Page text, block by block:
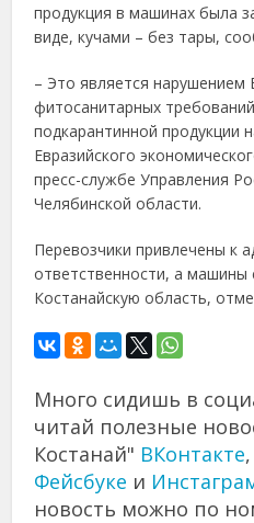
продукция в машинах была
виде, кучами – без тары,
– Это является нарушением
фитосанитарных
подкарантинной продукции
Евразийского
пресс-службе Управления
Челябинской области.
Перевозчики привлечены к
ответственности, а
Костанайскую область,
Много сидишь в
читай полезные
Костанай" ВКонтакте
Фейсбуке и
новость можно по